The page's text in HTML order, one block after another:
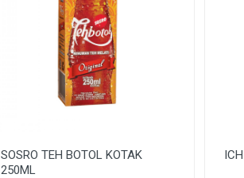
SOSRO TEH BOTOL KOTAK
250ML